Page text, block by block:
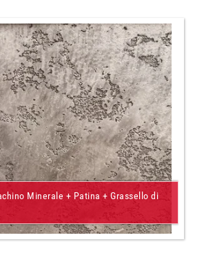
Minerale + Patina + Grassello di